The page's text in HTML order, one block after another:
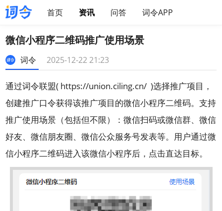
首页 资讯 问答 词令APP
微信小程序二维码推广使用场景
词令 2025-12-22 21:23
通过词令联盟( https://union.ciling.cn/ )选择推广项目，
创建推广口令获得该推广项目的微信小程序二维码。支持
推广使用场景（包括但不限）：微信扫码或微信群、微信
好友、微信朋友圈、微信公众服务号发表等。用户通过微
信小程序二维码进入该微信小程序后，点击直达目标。